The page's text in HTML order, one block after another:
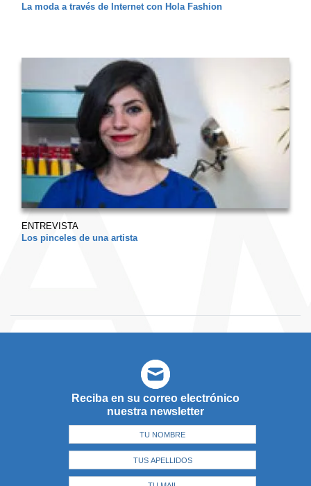
La moda a través de Internet con Hola Fashion
ENTREVISTA
Los pinceles de una artista
Reciba en su correo electrónico
nuestra newsletter